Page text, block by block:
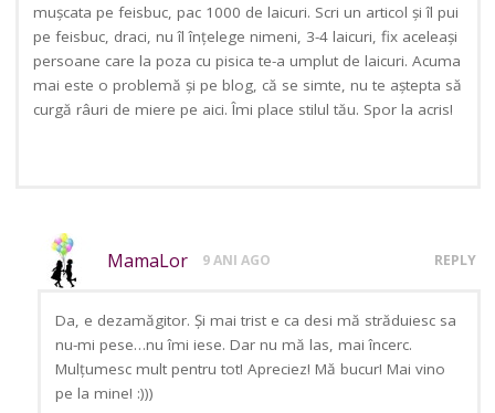
mușcata pe feisbuc, pac 1000 de laicuri. Scri un articol și îl pui
pe feisbuc, draci, nu îl înţelege nimeni, 3-4 laicuri, fix aceleași
persoane care la poza cu pisica te-a umplut de laicuri. Acuma
mai este o problemă și pe blog, că se simte, nu te aștepta să
curgă râuri de miere pe aici. Îmi place stilul tău. Spor la acris!
MamaLor 9 ANI AGO REPLY
Da, e dezamăgitor. Și mai trist e ca desi mă străduiesc sa
nu-mi pese…nu îmi iese. Dar nu mă las, mai încerc.
Mulțumesc mult pentru tot! Apreciez! Mă bucur! Mai vino
pe la mine! :)))